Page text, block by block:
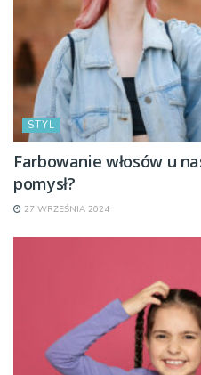
STYL
Farbowanie włosów u
pomysł?
27 WRZEŚNIA 2024